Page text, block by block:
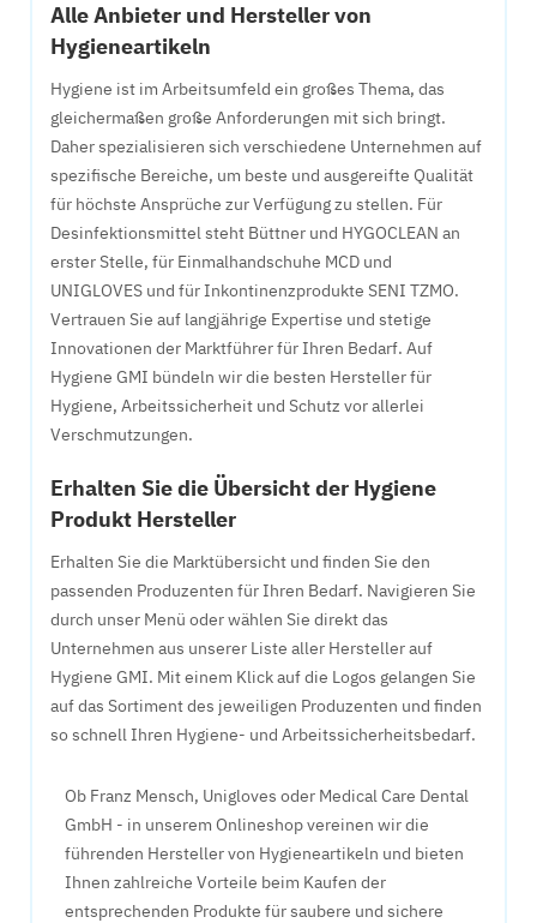
Alle Anbieter und Hersteller von
Hygieneartikeln
Hygiene ist im Arbeitsumfeld ein großes Thema, das
gleichermaßen große Anforderungen mit sich bringt.
Daher spezialisieren sich verschiedene Unternehmen auf
spezifische Bereiche, um beste und ausgereifte Qualität
für höchste Ansprüche zur Verfügung zu stellen. Für
Desinfektionsmittel steht Büttner und HYGOCLEAN an
erster Stelle, für Einmalhandschuhe MCD und
UNIGLOVES und für Inkontinenzprodukte SENI TZMO.
Vertrauen Sie auf langjährige Expertise und stetige
Innovationen der Marktführer für Ihren Bedarf. Auf
Hygiene GMI bündeln wir die besten Hersteller für
Hygiene, Arbeitssicherheit und Schutz vor allerlei
Verschmutzungen.
Erhalten Sie die Übersicht der Hygiene
Produkt Hersteller
Erhalten Sie die Marktübersicht und finden Sie den
passenden Produzenten für Ihren Bedarf. Navigieren Sie
durch unser Menü oder wählen Sie direkt das
Unternehmen aus unserer Liste aller Hersteller auf
Hygiene GMI. Mit einem Klick auf die Logos gelangen Sie
auf das Sortiment des jeweiligen Produzenten und finden
so schnell Ihren Hygiene- und Arbeitssicherheitsbedarf.
Ob Franz Mensch, Unigloves oder Medical Care Dental
GmbH - in unserem Onlineshop vereinen wir die
führenden Hersteller von Hygieneartikeln und bieten
Ihnen zahlreiche Vorteile beim Kaufen der
entsprechenden Produkte für saubere und sichere